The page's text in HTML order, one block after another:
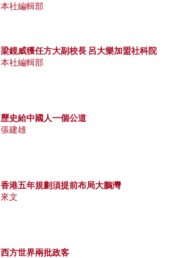
本社編輯部
梁鏡威獲任方大副校長 呂大樂加盟社科院
本社編輯部
歷史給中國人一個公道
張建雄
香港五年規劃須提前布局大鵬灣
來文
西方世界兩批政客